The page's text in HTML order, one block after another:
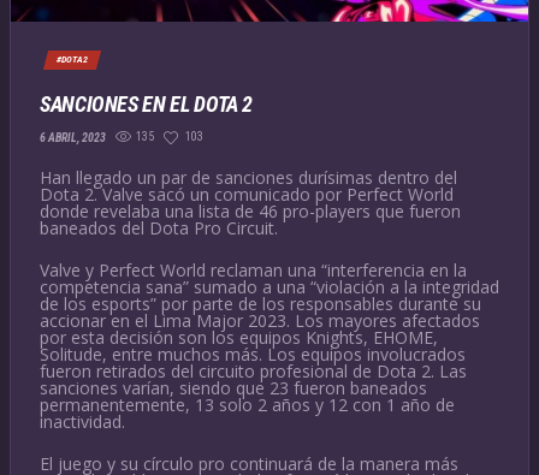
#DOTA2
SANCIONES EN EL DOTA 2
6 ABRIL, 2023 135 103
Han llegado un par de sanciones durísimas dentro del
Dota 2. Valve sacó un comunicado por Perfect World
donde revelaba una lista de 46 pro-players que fueron
baneados del Dota Pro Circuit.
Valve y Perfect World reclaman una “interferencia en la
competencia sana” sumado a una “violación a la integridad
de los esports” por parte de los responsables durante su
accionar en el Lima Major 2023. Los mayores afectados
por esta decisión son los equipos Knights, EHOME,
Solitude, entre muchos más. Los equipos involucrados
fueron retirados del circuito profesional de Dota 2. Las
sanciones varían, siendo que 23 fueron baneados
permanentemente, 13 solo 2 años y 12 con 1 año de
inactividad.
El juego y su círculo pro continuará de la manera más